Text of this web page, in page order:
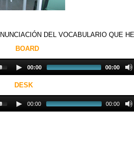
DEL VOCABULARIO QUE
00:00 00:00
00:00 00:00